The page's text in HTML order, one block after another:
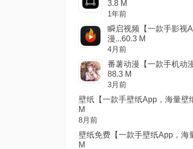
3.8 M
1年前
瞬启视频【一款手影视
漫...60.3 M
4月前
番薯动漫【一款手机动
88.3 M
3月前
壁纸【一款手壁纸App，海量壁
M
8月前
壁纸免费【一款手壁纸App，海
M